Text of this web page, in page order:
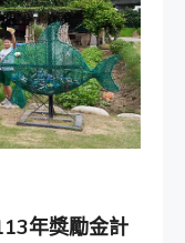
年獎勵金計